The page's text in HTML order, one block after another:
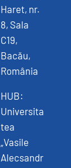
Haret, nr.
8, Sala
C19,
Bacău,
România
HUB:
Universita
tea
„Vasile
Alecsandr